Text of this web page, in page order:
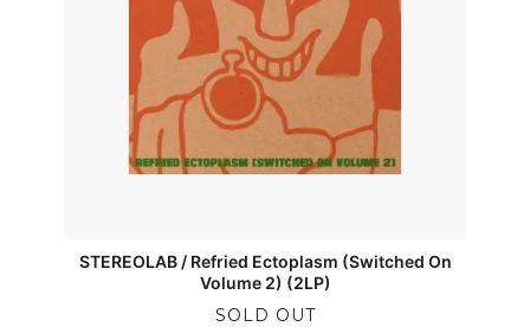
STEREOLAB / Refried Ectoplasm (Switched On
Volume 2) (2LP)
SOLD OUT